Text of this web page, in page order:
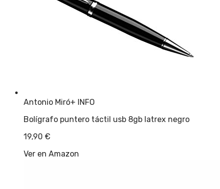
Antonio Miró+ INFO
Bolígrafo puntero táctil usb 8gb latrex negro
19,90 €
Ver en Amazon